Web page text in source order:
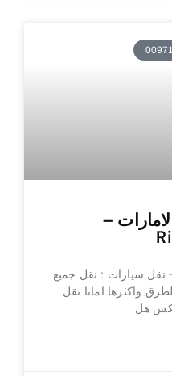
–
نقل سيارات : نقل جميع
واكثرها امانا نقل
هل